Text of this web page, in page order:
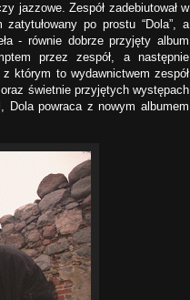
jazzowe. Zespół zadebiutował w
po prostu “Dola”, a
- równie dobrze przyjęty album
przez zespół, a następnie
którym to wydawnictwem zespół
świetnie przyjętych występach
powraca z nowym albumem